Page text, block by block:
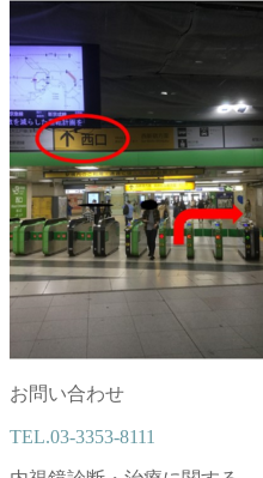
お問い合わせ
TEL.03-3353-8111